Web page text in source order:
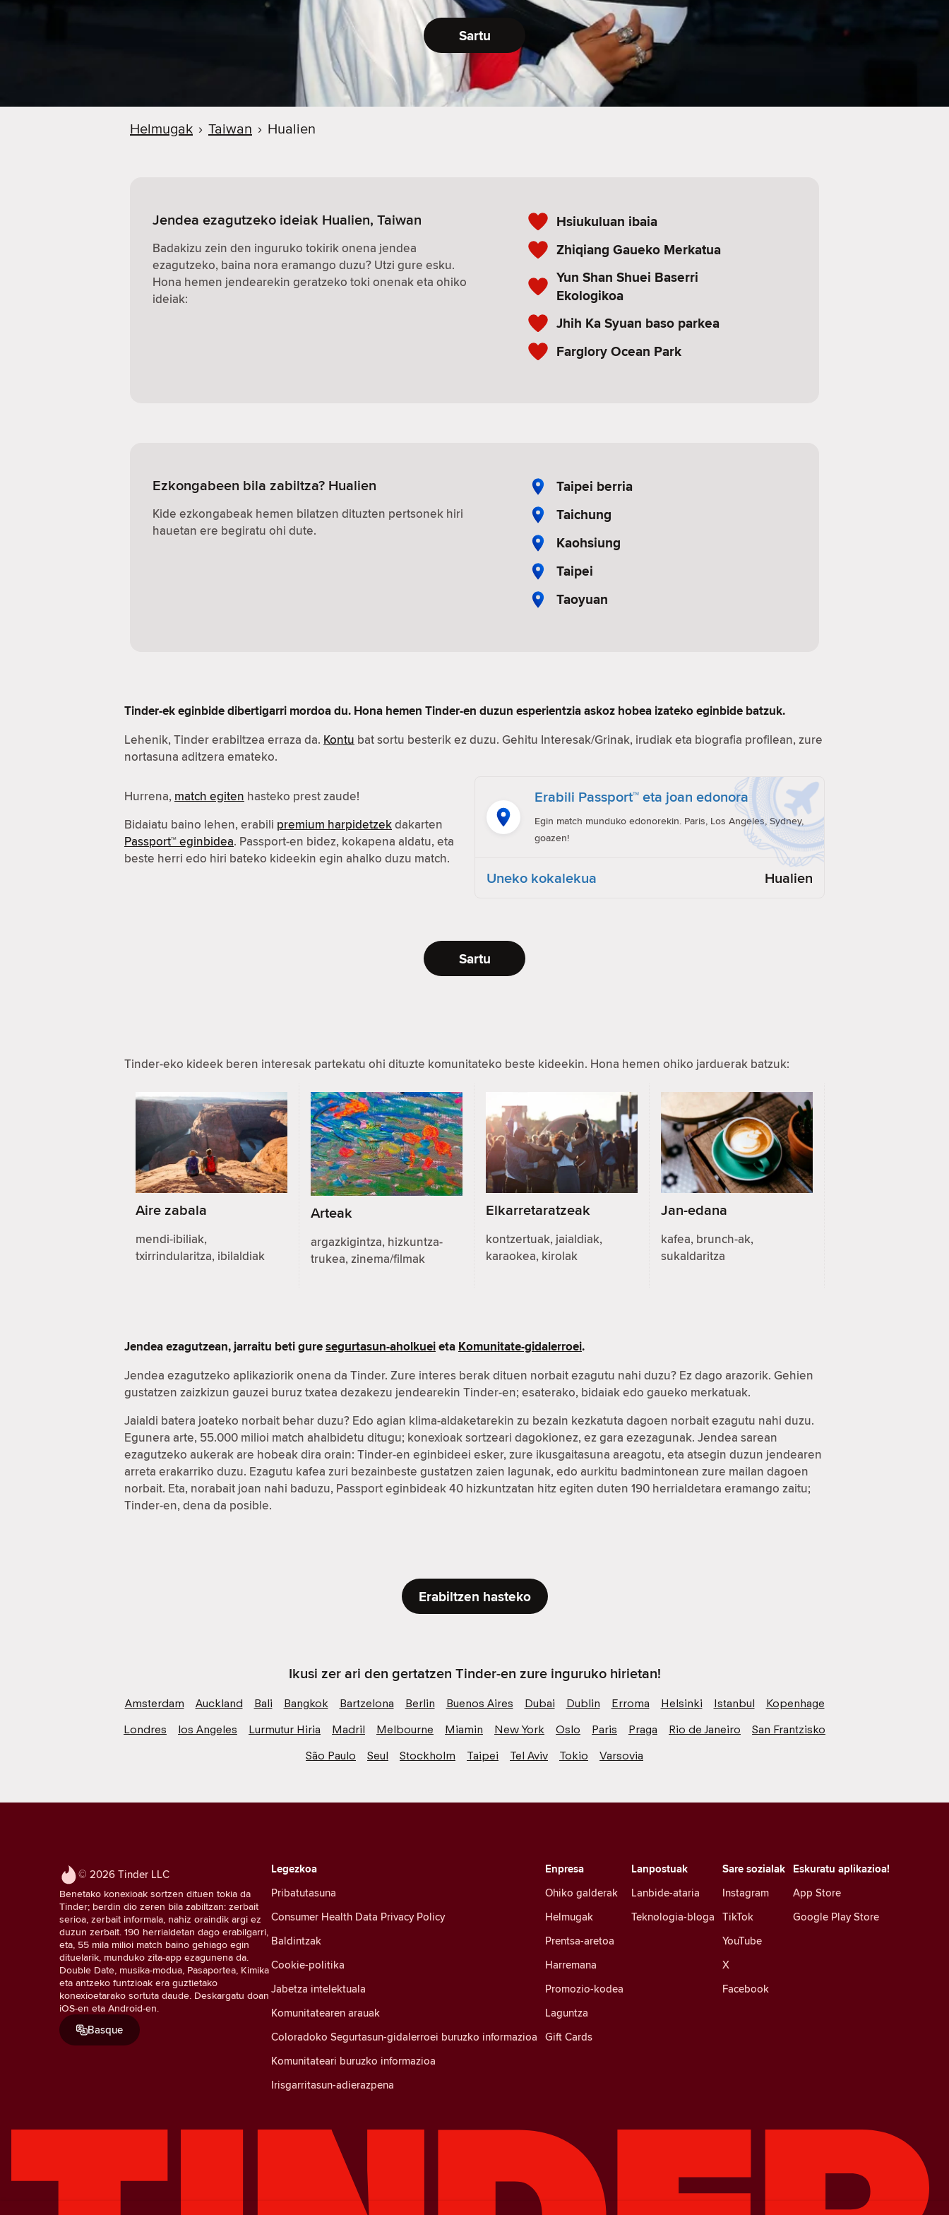
Sartu
Helmugak › Taiwan › Hualien
Jendea ezagutzeko ideiak Hualien, Taiwan
Badakizu zein den inguruko tokirik onena jendea
ezagutzeko, baina nora eramango duzu? Utzi gure esku.
Hona hemen jendearekin geratzeko toki onenak eta ohiko
ideiak:
Hsiukuluan ibaia
Zhiqiang Gaueko Merkatua
Yun Shan Shuei Baserri
Ekologikoa
Jhih Ka Syuan baso parkea
Farglory Ocean Park
Ezkongabeen bila zabiltza? Hualien
Kide ezkongabeak hemen bilatzen dituzten pertsonek hiri
hauetan ere begiratu ohi dute.
Taipei berria
Taichung
Kaohsiung
Taipei
Taoyuan
Tinder-ek eginbide dibertigarri mordoa du. Hona hemen Tinder-en duzun esperientzia askoz hobea izateko eginbide batzuk.
Lehenik, Tinder erabiltzea erraza da. Kontu bat sortu besterik ez duzu. Gehitu Interesak/Grinak, irudiak eta biografia profilean, zure
nortasuna aditzera emateko.
Hurrena, match egiten hasteko prest zaude!
Bidaiatu baino lehen, erabili premium harpidetzekdakarten
Passport™ eginbidea. Passport-en bidez, kokapena aldatu, eta
beste herri edo hiri bateko kideekin egin ahalko duzu match.
Erabili Passport™ eta joan edonora
Egin match munduko edonorekin. Paris, Los Angeles, Sydney,
goazen!
Uneko kokalekua Hualien
Sartu
Tinder-eko kideek beren interesak partekatu ohi dituzte komunitateko beste kideekin. Hona hemen ohiko jarduerak batzuk:
Aire zabala
mendi-ibiliak,
txirrindularitza, ibilaldiak
Arteak
argazkigintza, hizkuntza-
trukea, zinema/filmak
Elkarretaratzeak
kontzertuak, jaialdiak,
karaokea, kirolak
Jan-edana
kafea, brunch-ak,
sukaldaritza
Jendea ezagutzean, jarraitu beti guresegurtasun-aholkueieta Komunitate-gidalerroei.
Jendea ezagutzeko aplikaziorik onena da Tinder. Zure interes berak dituen norbait ezagutu nahi duzu? Ez dago arazorik. Gehien
gustatzen zaizkizun gauzei buruz txatea dezakezu jendearekin Tinder-en; esaterako, bidaiak edo gaueko merkatuak.
Jaialdi batera joateko norbait behar duzu? Edo agian klima-aldaketarekin zu bezain kezkatuta dagoen norbait ezagutu nahi duzu.
Egunera arte, 55.000 milioi match ahalbidetu ditugu; konexioak sortzeari dagokionez, ez gara ezezagunak. Jendea sarean
ezagutzeko aukerak are hobeak dira orain: Tinder-en eginbideei esker, zure ikusgaitasuna areagotu, eta atsegin duzun jendearen
arreta erakarriko duzu. Ezagutu kafea zuri bezainbeste gustatzen zaien lagunak, edo aurkitu badmintonean zure mailan dagoen
norbait. Eta, norabait joan nahi baduzu, Passport eginbideak 40 hizkuntzatan hitz egiten duten 190 herrialdetara eramango zaitu;
Tinder-en, dena da posible.
Erabiltzen hasteko
Ikusi zer ari den gertatzen Tinder-en zure inguruko hirietan!
Amsterdam Auckland Bali Bangkok Bartzelona Berlin Buenos Aires Dubai Dublin Erroma Helsinki Istanbul
Kopenhage
Londres
los Angeles Lurmutur Hiria Madril Melbourne Miamin New York Oslo Paris Praga Rio de Janeiro
San Frantzisko
São Paulo
Seul Stockholm Taipei Tel Aviv Tokio Varsovia
© 2026 Tinder LLC
Benetako konexioak sortzen dituen tokia da
Tinder; berdin dio zeren bila zabiltzan: zerbait
serioa, zerbait informala, nahiz oraindik argi ez
duzun zerbait. 190 herrialdetan dago erabilgarri,
eta, 55 mila milioi match baino gehiago egin
dituelarik, munduko zita-app ezagunena da.
Double Date, musika-modua, Pasaportea, Kimika
eta antzeko funtzioak era guztietako
konexioetarako sortuta daude. Deskargatu doan
iOS-en eta Android-en.
Basque
Sare sozialak
Instagram
TikTok
YouTube
X
Facebook
Legezkoa
Pribatutasuna
Consumer Health Data Privacy Policy
Baldintzak
Cookie-politika
Jabetza intelektuala
Komunitatearen arauak
Coloradoko Segurtasun-gidalerroei buruzko informazioa
Komunitateari buruzko informazioa
Irisgarritasun-adierazpena
Lanpostuak
Lanbide-ataria
Teknologia-bloga
Enpresa
Ohiko galderak
Helmugak
Prentsa-aretoa
Harremana
Promozio-kodea
Laguntza
Gift Cards
Eskuratu aplikazioa!
App Store
Google Play Store